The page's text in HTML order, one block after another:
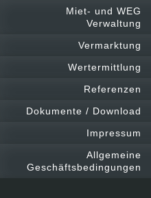
Miet- und WEG
Verwaltung
Vermarktung
Wertermittlung
Referenzen
Dokumente / Download
Impressum
Allgemeine
Geschäftsbedingungen